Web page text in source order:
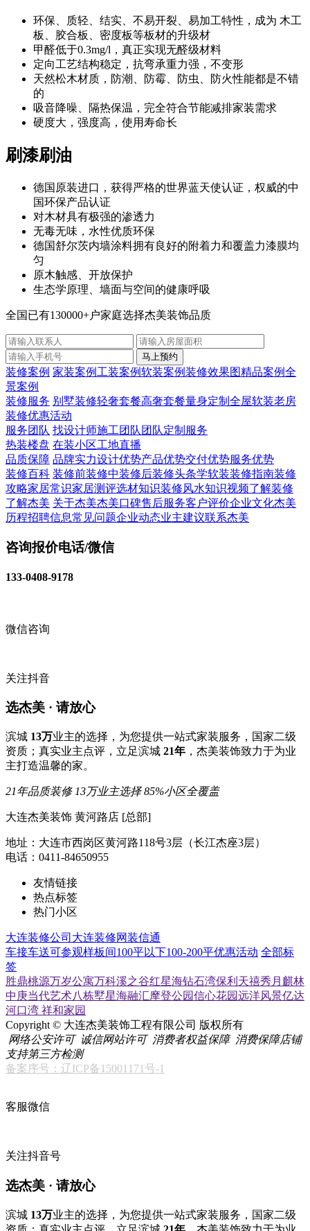
环保、质轻、结实、不易开裂、易加工特性，成为 木工
板、胶合板、密度板等板材的升级材
甲醛低于0.3mg/l，真正实现无醛级材料
定向工艺结构稳定，抗弯承重力强，不变形
天然松木材质，防潮、防霉、防虫、防火性能都是不错
的
吸音降噪、隔热保温，完全符合节能减排家装需求
硬度大，强度高，使用寿命长
刷漆刷油
德国原装进口，获得严格的世界蓝天使认证，权威的中
国环保产品认证
对木材具有极强的渗透力
无毒无味，水性优质环保
德国舒尔茨内墙涂料拥有良好的附着力和覆盖力漆膜均
匀
原木触感、开放保护
生态学原理、墙面与空间的健康呼吸
全国已有130000+户家庭选择杰美装饰品质
马上预约
装修案例 家装案例 工装案例软装案例装修效果图精品案例全
景案例
装修服务 别墅装修轻奢套餐高奢套餐量身定制 全屋软装老房
装修优惠活动
服务团队 找设计师施工团队 团队定制服务
热装楼盘 在装小区工地直播
品质保障 品牌实力设计优势产品优势交付优势服务优势
装修百科 装修前装修中装修后装修头条学软装装修指南装修
攻略家居常识家居测评选材知识装修风水知识视频了解装修
了解杰美 关于杰美杰美口碑售后服务客户评价企业文化杰美
历程招聘信息常见问题企业动态业主建议联系杰美
咨询报价电话/微信
133-0408-9178
微信咨询
关注抖音
选杰美 · 请放心
滨城 13万业主的选择，为您提供一站式家装服务，国家二级
资质；真实业主点评，立足滨城 21年 ，杰美装饰致力于为业
主打造温馨的家。
21年品质装修 13万业主选择 85%小区全覆盖
大连杰美装饰 黄河路店 [总部]
地址：大连市西岗区黄河路118号3层（长江杰座3层）
电话：0411-84650955
友情链接
热点标签
热门小区
大连装修公司 大连装修网装信通
车接车送可参观样板间100平以下100-200平优惠活动 全部标
签
胜鼎桃源万岁公寓万科溪之谷红星海钻石湾保利天禧秀月麒林
中庚当代艺术八栋墅星海融汇摩登公园信心花园远洋风景亿达
河口湾 祥和家园
Copyright © 大连杰美装饰工程有限公司 版权所有
网络公安许可 诚信网站许可 消费者权益保障 消费保障店铺
支持第三方检测
备案序号：辽ICP备15001171号-1
客服微信
关注抖音号
选杰美 · 请放心
滨城 13万业主的选择，为您提供一站式家装服务，国家二级